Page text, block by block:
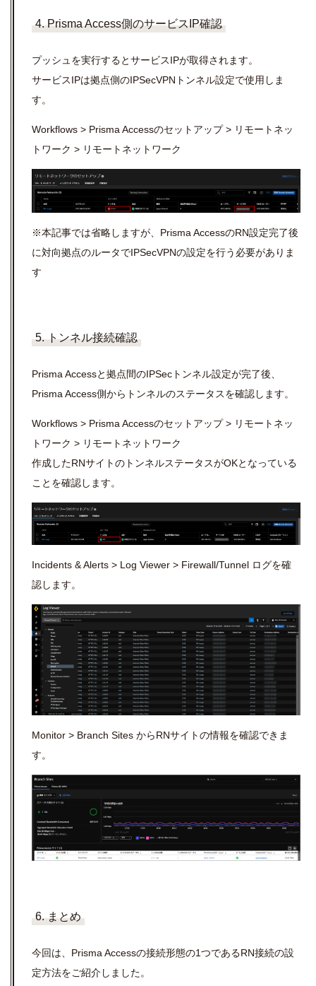
4. Prisma Access側のサービスIP確認
プッシュを実行するとサービスIPが取得されます。
サービスIPは拠点側のIPSecVPN トンネル設定で使用しま
す。
Workflows > Prisma Accessのセットアップ> リモートネッ
トワーク > リモートネットワーク
※本記事では省略しますが、 Prisma AccessのRN設定完了後
に対向拠点のルータでIPSecVPNの設定を行う必要がありま
す
5. トンネル接続確認
Prisma Accessと拠点間のIPSec トンネル設定が完了後、
Prisma Access側からトンネルのステータスを確認します。
Workflows > Prisma Accessのセットアップ> リモートネッ
トワーク > リモートネットワーク
作成したRNサイトのトンネルステータスがOKとなっている
ことを確認します。
Incidents & Alerts > Log Viewer > Firewall/Tunnel ログを確
認します。
Monitor > Branch Sites からRNサイトの情報を確認できま
す。
6. まとめ
今回は、Prisma Accessの接続形態の1つであるRN接続の設
定方法をご紹介しました。